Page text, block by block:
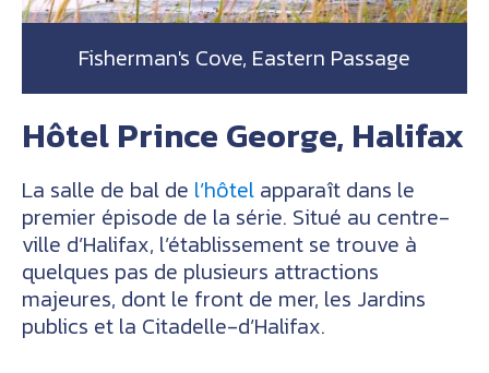
Fisherman's Cove, Eastern Passage
Hôtel Prince George, Halifax
La salle de bal de l’hôtel apparaît dans le
premier épisode de la série. Situé au centre-
ville d’Halifax, l’établissement se trouve à
quelques pas de plusieurs attractions
majeures, dont le front de mer, les Jardins
publics et la Citadelle-d’Halifax.